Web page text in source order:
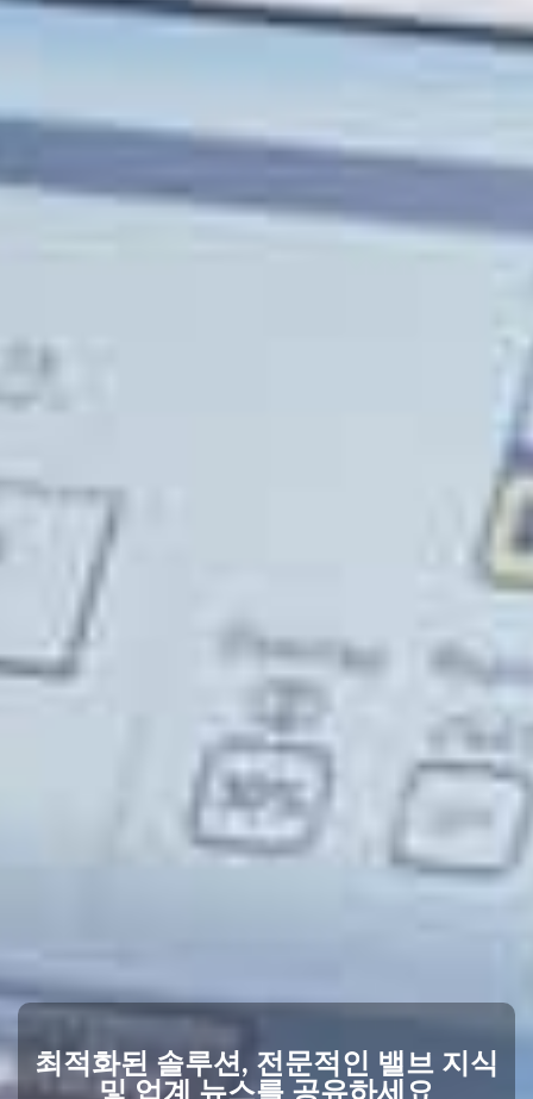
최적화된 솔루션, 전문적인 밸브 지식